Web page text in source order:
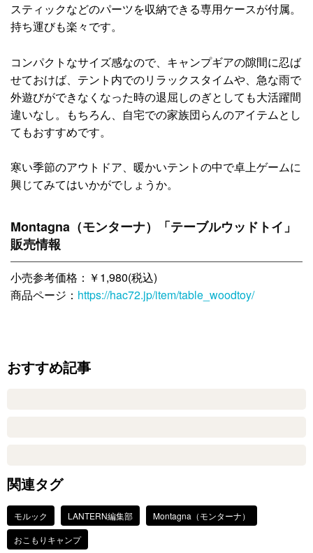
スティックなどのパーツを収納できる専用ケースが付属。
持ち運びも楽々です。
コンパクトなサイズ感なので、キャンプギアの隙間に忍ば
せておけば、テント内でのリラックスタイムや、急な雨で
外遊びができなくなった時の退屈しのぎとしても大活躍間
違いなし。もちろん、自宅での家族団らんのアイテムとし
てもおすすめです。
寒い季節のアウトドア、暖かいテントの中で卓上ゲームに
興じてみてはいかがでしょうか。
Montagna（モンターナ）「テーブルウッドトイ」
販売情報
小売参考価格：￥1,980(税込)
商品ページ： https://hac72.jp/item/table_woodtoy/
おすすめ記事
関連タグ
モルック LANTERN編集部
Montagna（モンターナ）
おこもりキャンプ